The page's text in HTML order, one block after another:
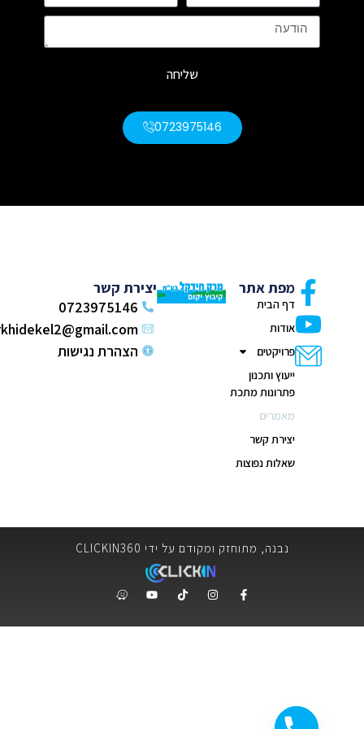
שליחה
0723975146
מפת אתר
דף הבית
אודות
פרויקטים
ייעוץ ותכנון
פתרונות מתכת
מאמרים
יצירת קשר
שאלות נפוצות
יצירת קשר
0723975146
markhidekel2@gmail.com
הצהרת נגישות
נבנה, מתוחזק ומקודם על ידי CLICKIN360